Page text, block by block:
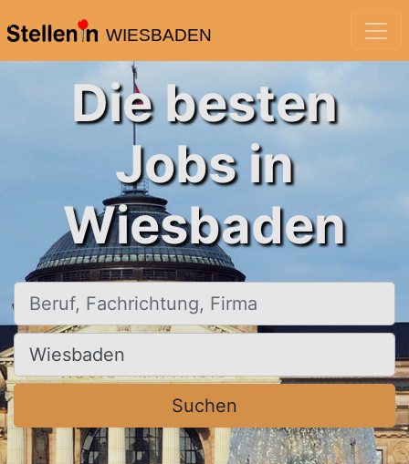
WIESBADEN
Die besten
Jobs in
Wiesbaden
Beruf, Fachrichtung, Firma
Ort, Stadt
Suchen